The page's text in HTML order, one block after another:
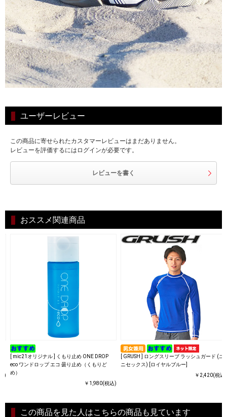
ユーザーレビュー
この商品に寄せられたカスタマーレビューはまだありません。
レビューを評価するにはログインが必要です。
レビューを書く
おススメ関連商品
)
[ mic21オリジナル ] くもり止め ONE DROP
eco ワンドロップ エコ 曇り止め（くもりど
め）
￥1,980(税込)
[ GRUSH ] ロングスリーブ ラッシュガード (ユ
ニセックス) [ロイヤルブルー]
￥2,420(税込)
この商品を見た人はこちらの商品も見ています